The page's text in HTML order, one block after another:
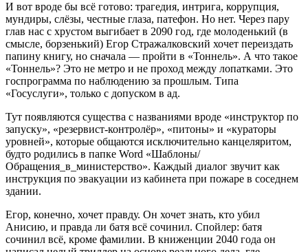
И вот вроде бы всё готово: трагедия, интрига, коррупция,
мундиры, слёзы, честные глаза, патефон. Но нет. Через пару
глав нас с хрустом выгибает в 2090 год, где молоденький (в
смысле, борзенький) Егор Стражалковский хочет переиздать
папину книгу, но сначала — пройти в «Тоннель». А что такое
«Тоннель»? Это не метро и не проход между лопатками. Это
госпрограмма по наблюдению за прошлым. Типа
«Госуслуги», только с допуском в ад.
Тут появляются существа с названиями вроде «инструктор по
запуску», «резервист-контролёр», «питоны» и «кураторы
уровней», которые общаются исключительно канцеляритом,
будто родились в папке Word «Шаблоны/
Обращения_в_министерство». Каждый диалог звучит как
инструкция по эвакуации из кабинета при пожаре в соседнем
здании.
Егор, конечно, хочет правду. Он хочет знать, кто убил
Анисию, и правда ли батя всё сочинил. Спойлер: батя
сочинил всё, кроме фамилии. В книженции 2040 года он